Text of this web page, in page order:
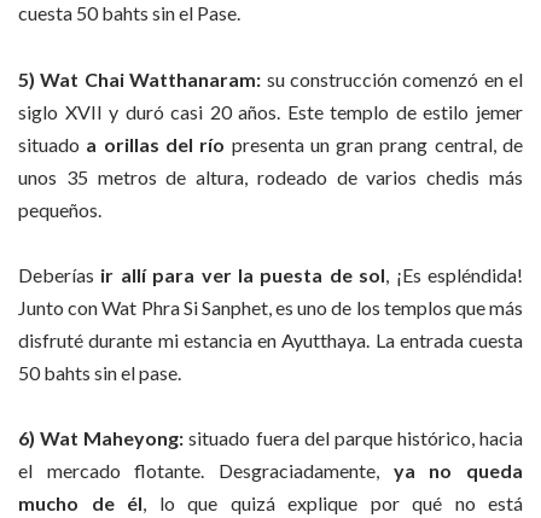
cuesta 50 bahts sin el Pase.
5) Wat Chai Watthanaram: su construcción comenzó en el
siglo XVII y duró casi 20 años. Este templo de estilo jemer
situado a orillas del río presenta un gran prang central, de
unos 35 metros de altura, rodeado de varios chedis más
pequeños.
Deberías ir allí para ver la puesta de sol, ¡Es espléndida!
Junto con Wat Phra Si Sanphet, es uno de los templos que más
disfruté durante mi estancia en Ayutthaya. La entrada cuesta
50 bahts sin el pase.
6) Wat Maheyong:situado fuera del parque histórico, hacia
el mercado flotante. Desgraciadamente, ya no queda
mucho de él, lo que quizá explique por qué no está